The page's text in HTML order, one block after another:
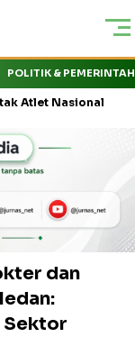
POLITIK &
Kapal
dan
Sektor